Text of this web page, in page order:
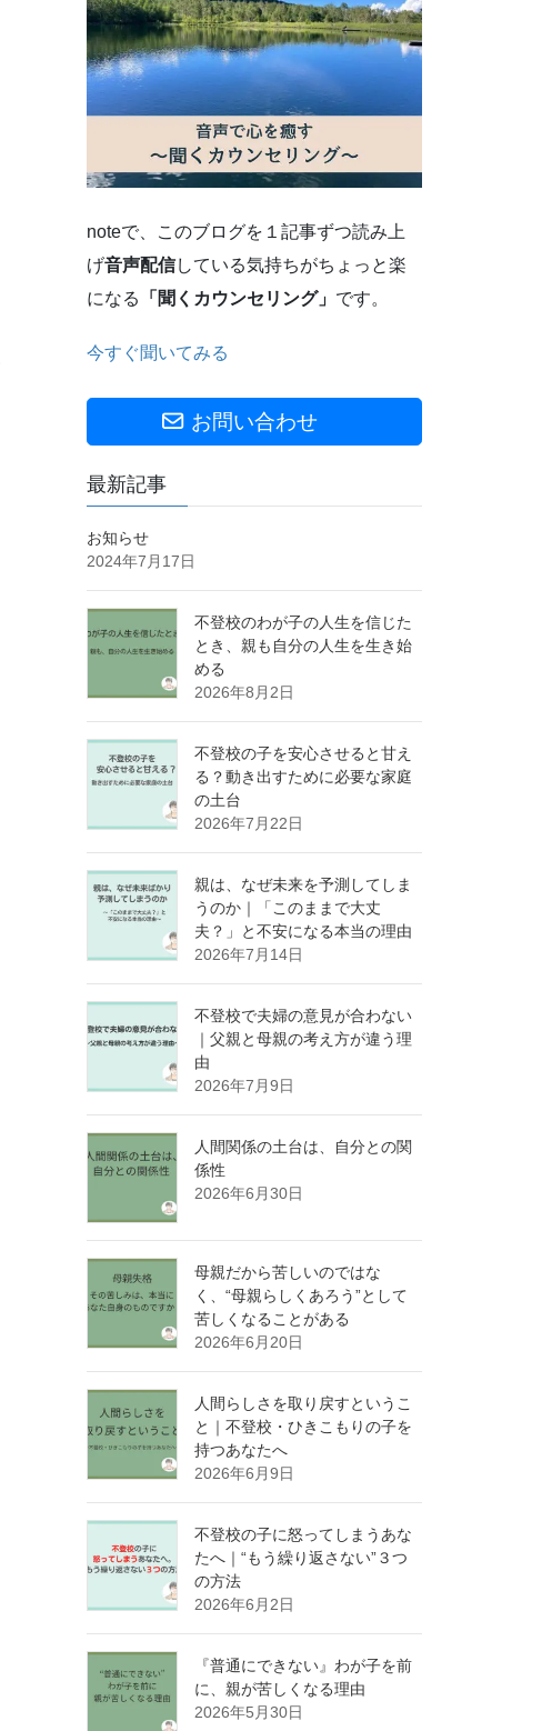
noteで、このブログを１記事ずつ読み上
げ音声配信している気持ちがちょっと楽
になる
「聞くカウンセリング」 です。
今すぐ聞いてみる
お問い合わせ
最新記事
お知らせ
2024年7月17日
不登校のわが子の人生を信じた
とき、親も自分の人生を生き始
める
2026年8月2日
不登校の子を安心させると甘え
る？動き出すために必要な家庭
の土台
2026年7月22日
親は、なぜ未来を予測してしま
うのか｜「このままで大丈
夫？」と不安になる本当の理由
2026年7月14日
不登校で夫婦の意見が合わない
｜父親と母親の考え方が違う理
由
2026年7月9日
人間関係の土台は、自分との関
係性
2026年6月30日
母親だから苦しいのではな
く、“母親らしくあろう”として
苦しくなることがある
2026年6月20日
人間らしさを取り戻すというこ
と｜不登校・ひきこもりの子を
持つあなたへ
2026年6月9日
不登校の子に怒ってしまうあな
たへ｜“もう繰り返さない”３つ
の方法
2026年6月2日
『普通にできない』わが子を前
に、親が苦しくなる理由
2026年5月30日